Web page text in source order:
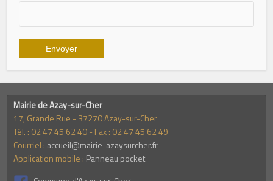
Mairie de Azay-sur-Cher
17, Grande Rue - 37270 Azay-sur-Cher
Tél. : 02 47 45 62 40 - Fax : 02 47 45 62 49
Courriel : accueil@mairie-azaysurcher.fr
Application mobile : Panneau pocket